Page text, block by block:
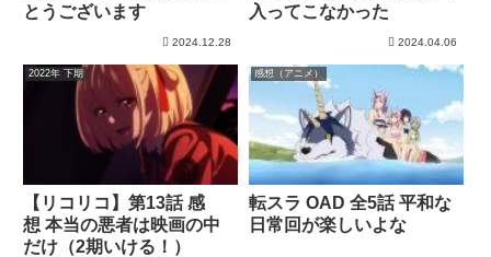
とうございます
2024.12.28
入ってこなかった
2024.04.06
2022年 下期
【リコリコ】第13話 感
想 本当の悪者は映画の中
だけ（2期いける！）
感想（アニメ）
転スラ OAD 全5話 平和な
日常回が楽しいよな